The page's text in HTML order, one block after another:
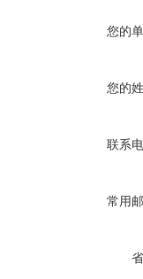
您的
您的
联系
常用